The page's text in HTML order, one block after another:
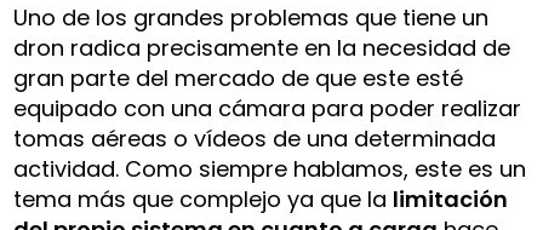
Uno de los grandes problemas que tiene un
dron radica precisamente en la necesidad de
gran parte del mercado de que este esté
equipado con una cámara para poder realizar
tomas aéreas o vídeos de una determinada
actividad. Como siempre hablamos, este es un
tema más que complejo ya que la limitación